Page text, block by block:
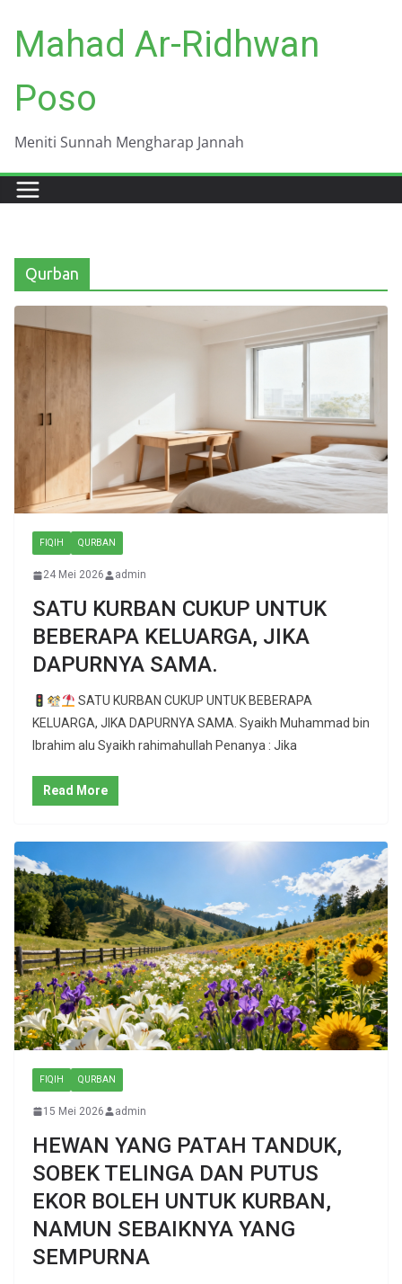
content
Mahad Ar-Ridhwan
Poso
Meniti Sunnah Mengharap Jannah
Qurban
FIQIH QURBAN
24 Mei 2026 admin
SATU KURBAN CUKUP UNTUK
BEBERAPA KELUARGA, JIKA
DAPURNYA SAMA.
SATU KURBAN CUKUP UNTUK BEBERAPA
KELUARGA, JIKA DAPURNYA SAMA. Syaikh Muhammad bin
Ibrahim alu Syaikh rahimahullah Penanya : Jika
Read More
FIQIH QURBAN
15 Mei 2026 admin
HEWAN YANG PATAH TANDUK,
SOBEK TELINGA DAN PUTUS
EKOR BOLEH UNTUK KURBAN,
NAMUN SEBAIKNYA YANG
SEMPURNA